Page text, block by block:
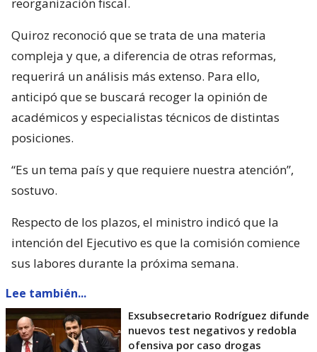
reorganización fiscal.
Quiroz reconoció que se trata de una materia
compleja y que, a diferencia de otras reformas,
requerirá un análisis más extenso. Para ello,
anticipó que se buscará recoger la opinión de
académicos y especialistas técnicos de distintas
posiciones.
“Es un tema país y que requiere nuestra atención”,
sostuvo.
Respecto de los plazos, el ministro indicó que la
intención del Ejecutivo es que la comisión comience
sus labores durante la próxima semana.
Lee también...
Exsubsecretario Rodríguez difunde
nuevos test negativos y redobla
ofensiva por caso drogas